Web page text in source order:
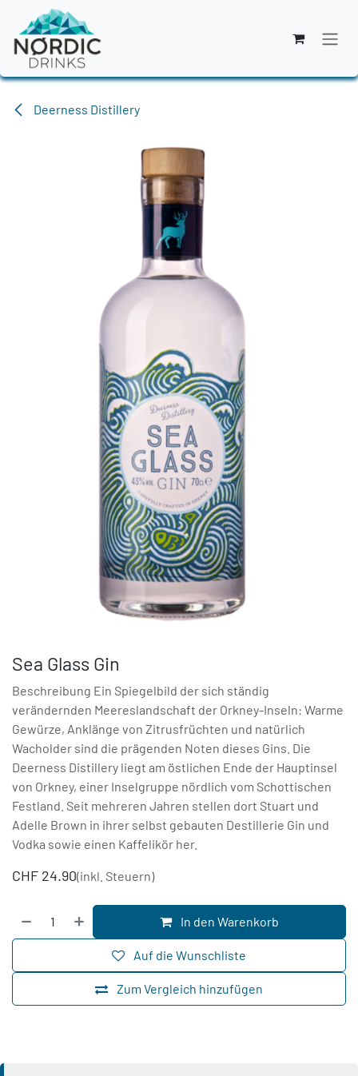
Zum Inhalt springen
Deerness Distillery
Sea Glass Gin
Beschreibung Ein Spiegelbild der sich ständig
verändernden Meereslandschaft der Orkney-Inseln: Warme
Gewürze, Anklänge von Zitrusfrüchten und natürlich
Wacholder sind die prägenden Noten dieses Gins. Die
Deerness Distillery liegt am östlichen Ende der Hauptinsel
von Orkney, einer Inselgruppe nördlich vom Schottischen
Festland. Seit mehreren Jahren stellen dort Stuart und
Adelle Brown in ihrer selbst gebauten Destillerie Gin und
Vodka sowie einen Kaffelikör her.
CHF 24.90(inkl. Steuern)
In den Warenkorb
Zum Vergleich hinzufügen
Auf die Wunschliste